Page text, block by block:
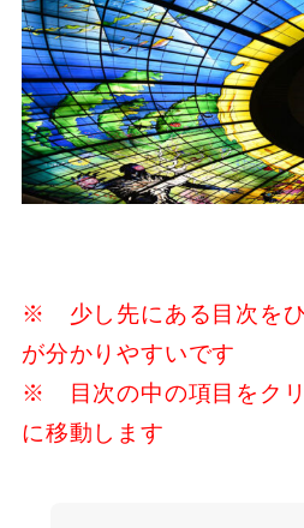
※ 少し先にある目次をひ
が分かりやすいです
※ 目次の中の項目をク
に移動します